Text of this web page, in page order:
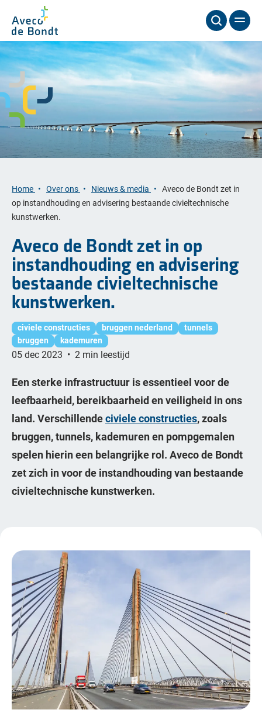
Home Over ons Nieuws & media
Aveco de Bondt zet in
op instandhouding en advisering bestaande civieltechnische
kunstwerken.
Aveco de Bondt zet in op
instandhouding en advisering
bestaande civieltechnische
kunstwerken.
civiele constructies bruggen nederland
tunnels
bruggen
kademuren
05 dec 2023 • 2 min leestijd
Een sterke infrastructuur is essentieel voor de
leefbaarheid, bereikbaarheid en veiligheid in ons
land. Verschillendeciviele constructies, zoals
bruggen, tunnels, kademuren en pompgemalen
spelen hierin een belangrijke rol. Aveco de Bondt
zet zich in voor de instandhouding van bestaande
civieltechnische kunstwerken.